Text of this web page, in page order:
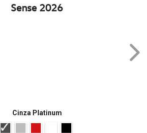
Sense 2026
Cinza Platinum